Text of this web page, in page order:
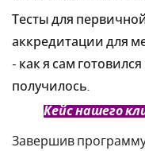
Тесты для
аккредитации для
- как я сам
получилось.
Кейс нашего
Завершив